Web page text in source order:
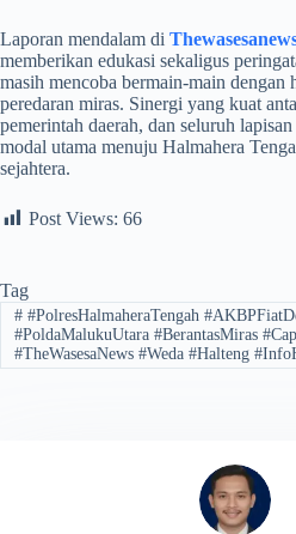
​Laporan mendalam di
memberikan edukasi sekaligus
masih mencoba bermain-main dengan
peredaran miras. Sinergi yang kuat
pemerintah daerah, dan seluruh
modal utama menuju Halmahera
sejahtera.
Post Views: 66
Tag
#​#PolresHalmaheraTengah
#PoldaMalukuUtara #BerantasMiras
#TheWasesaNews #Weda #Halteng